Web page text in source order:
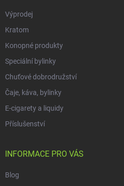
Výprodej
Kratom
Konopné produkty
Speciální bylinky
Chuťové dobrodružství
Čaje, káva, bylinky
E-cigarety a liquidy
Příslušenství
INFORMACE PRO VÁS
Blog